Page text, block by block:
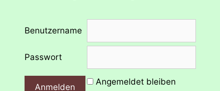
Benutzername
Passwort
Angemeldet bleiben